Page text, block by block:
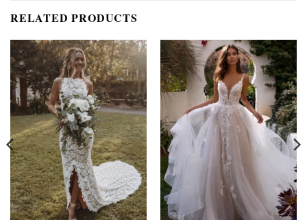
RELATED PRODUCTS